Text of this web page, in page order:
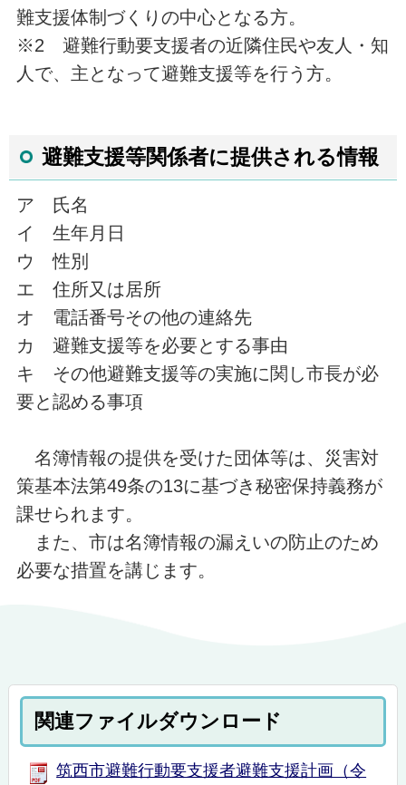
難支援体制づくりの中心となる方。
※2 避難行動要支援者の近隣住民や友人・知
人で、主となって避難支援等を行う方。
避難支援等関係者に提供される情報
ア 氏名
イ 生年月日
ウ 性別
エ 住所又は居所
オ 電話番号その他の連絡先
カ 避難支援等を必要とする事由
キ その他避難支援等の実施に関し市長が必
要と認める事項
名簿情報の提供を受けた団体等は、災害対
策基本法第49条の13に基づき秘密保持義務が
課せられます。
また、市は名簿情報の漏えいの防止のため
必要な措置を講じます。
関連ファイルダウンロード
筑西市避難行動要支援者避難支援計画（令